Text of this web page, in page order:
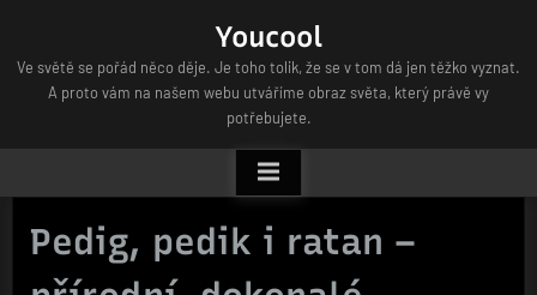
content
Youcool
Ve světě se pořád něco děje. Je toho tolik, že se v tom dá jen těžko vyznat.
A proto vám na našem webu utváříme obraz světa, který právě vy
potřebujete.
Pedig, pedik i ratan –